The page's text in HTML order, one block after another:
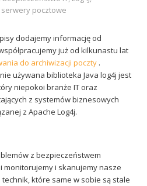
serwery pocztowe
dodajemy informację od
już od kilkunastu lat
do archiwizacji poczty .
używana biblioteka Java log4j jest
niepokoi branże IT oraz
z systemów biznesowych
z Apache Log4j.
z bezpieczeństwem
i skanujemy nasze
które same w sobie są stale